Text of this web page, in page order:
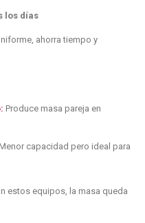
los días
ahorra tiempo y
Produce masa pareja en
capacidad pero ideal para
estos equipos, la masa queda